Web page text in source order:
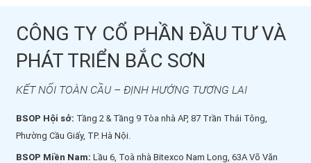
CÔNG TY CỔ PHẦN ĐẦU TƯ VÀ
PHÁT TRIỂN BẮC SƠN
KẾT NỐI TOÀN CẦU – ĐỊNH HƯỚNG TƯƠNG LAI
BSOP Hội sở: Tầng 2 & Tầng 9 Tòa nhà AP, 87 Trần Thái Tông,
Phường Cầu Giấy, TP. Hà Nội.
BSOP Miền Nam: Lầu 6, Toà nhà Bitexco Nam Long, 63A Võ Văn